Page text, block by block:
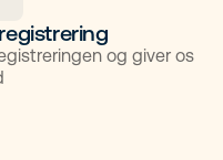
og giver os